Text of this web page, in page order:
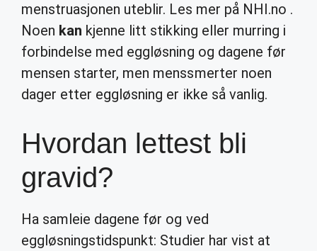
menstruasjonen uteblir. Les mer på NHI.no .
Noen kan kjenne litt stikking eller murring i
forbindelse med eggløsning og dagene før
mensen starter, men menssmerter noen
dager etter eggløsning er ikke så vanlig.
Hvordan lettest bli
gravid?
Ha samleie dagene før og ved
eggløsningstidspunkt: Studier har vist at